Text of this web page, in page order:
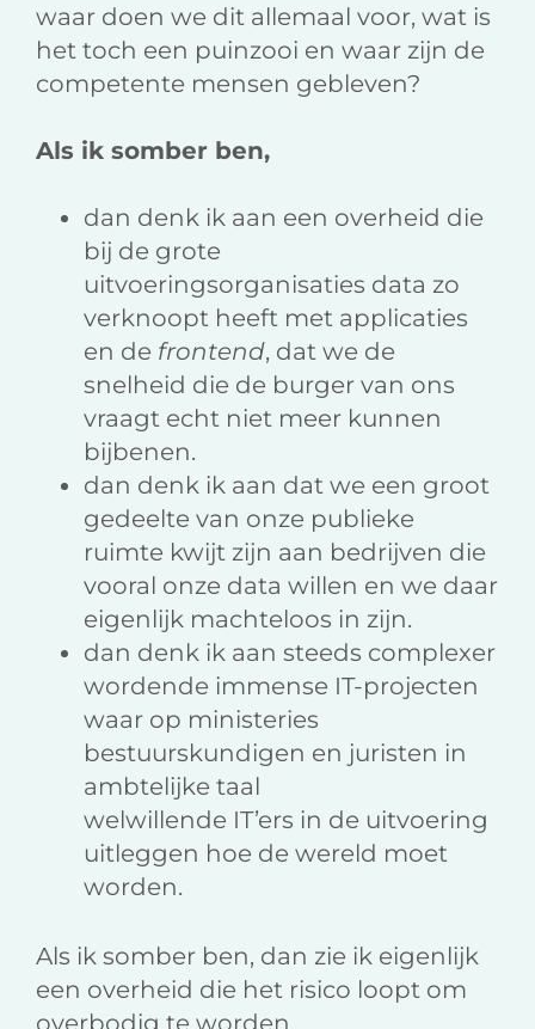
waar doen we dit allemaal voor, wat is
het toch een puinzooi en waar zijn de
competente mensen gebleven?
Als ik somber ben,
dan denk ik aan een overheid die
bij de grote
uitvoeringsorganisaties data zo
verknoopt heeft met applicaties
en de frontend, dat we de
snelheid die de burger van ons
vraagt echt niet meer kunnen
bijbenen.
dan denk ik aan dat we een groot
gedeelte van onze publieke
ruimte kwijt zijn aan bedrijven die
vooral onze data willen en we daar
eigenlijk machteloos in zijn.
dan denk ik aan steeds complexer
wordende immense IT-projecten
waar op ministeries
bestuurskundigen en juristen in
ambtelijke taal
welwillende IT’ers in de uitvoering
uitleggen hoe de wereld moet
worden.
Als ik somber ben, dan zie ik eigenlijk
een overheid die het risico loopt om